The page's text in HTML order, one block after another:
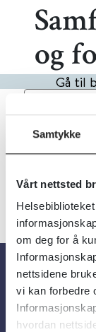
Samtykke
Vårt nettsted
om deg for å
nettsidene
vi kan forbedre
hvordan
og
Gå til
1Treff
Om oss